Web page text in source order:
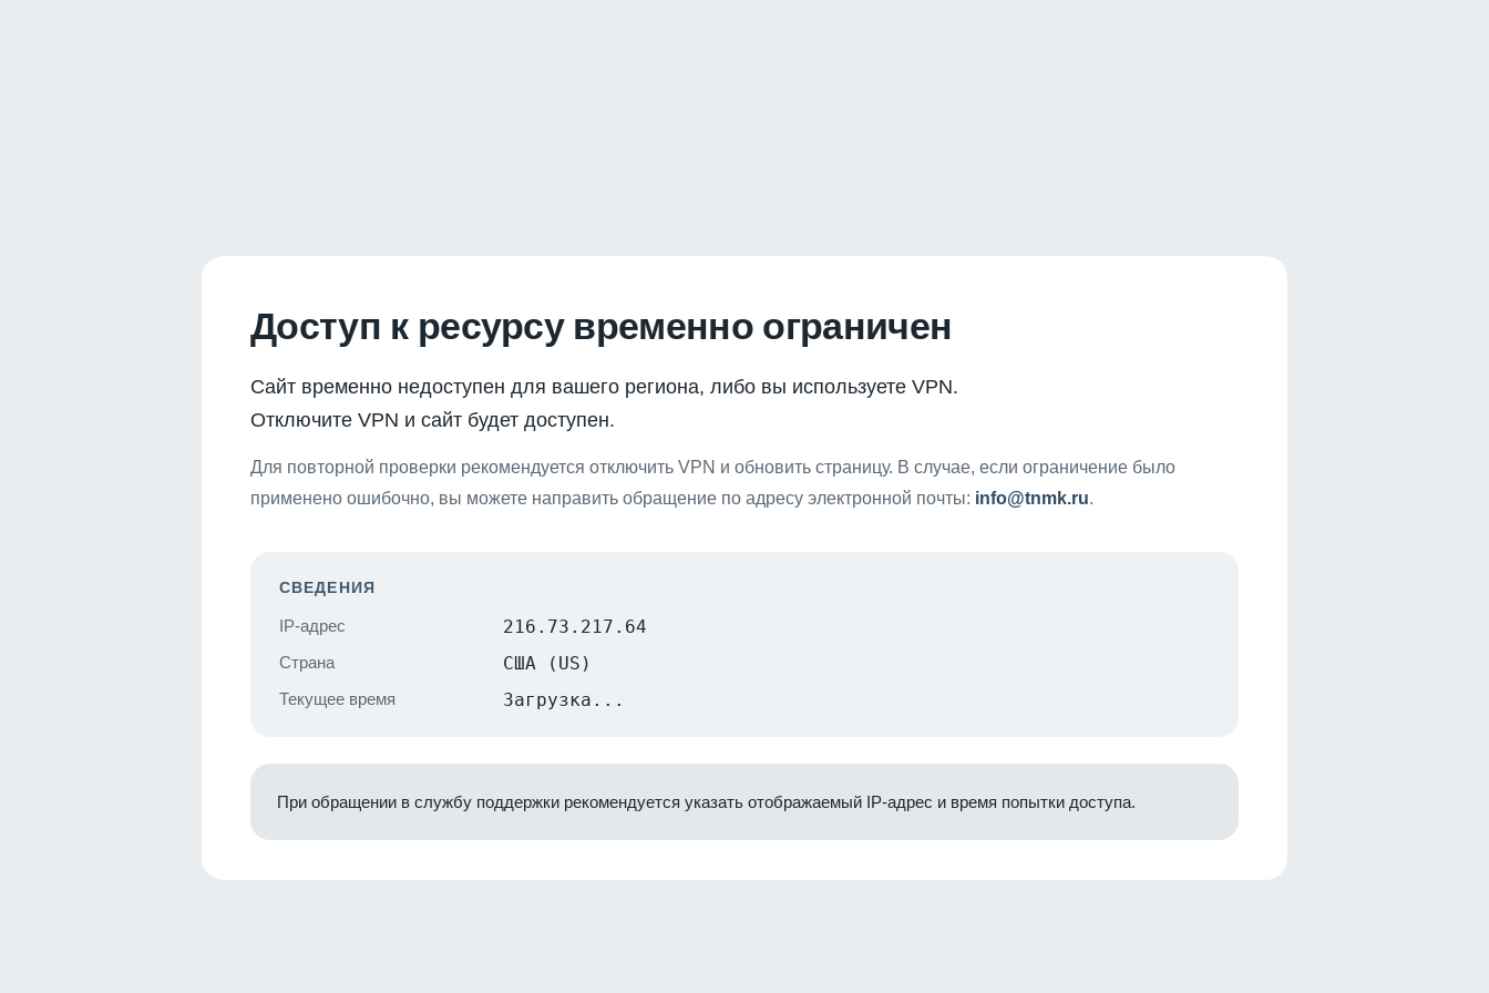
Доступ к ресурсу временно ограничен
Сайт временно недоступен для вашего региона, либо вы используете VPN.
Отключите VPN и сайт будет доступен.
Для повторной проверки рекомендуется отключить VPN и обновить страницу. В случае, если ограничение было
применено ошибочно, вы можете направить обращение по адресу электронной почты: info@tnmk.ru.
СВЕДЕНИЯ
IP-адрес 216.73.217.64
Страна США (US)
Текущее время Загрузка...
При обращении в службу поддержки рекомендуется указать отображаемый IP-адрес и время попытки доступа.